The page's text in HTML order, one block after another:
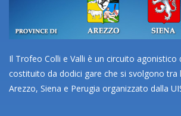
Il Trofeo Colli e Valli è un circuito agonistico
costituito da dodici gare che si svolgono tra
Arezzo, Siena e Perugia organizzato dalla